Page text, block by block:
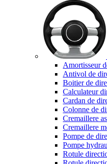
Amortisseur
Antivol de
Boitier de
Calculateur
Cardan de
Colonne de
Cremaillere
Cremaillere
Pompe de
Pompe
Rotule